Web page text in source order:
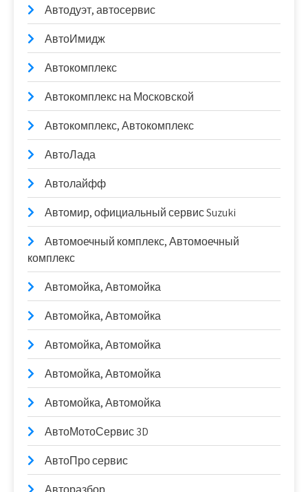
Автодуэт, автосервис
АвтоИмидж
Автокомплекс
Автокомплекс на Московской
Автокомплекс, Автокомплекс
АвтоЛада
Автолайфф
Автомир, официальный сервис Suzuki
Автомоечный комплекс, Автомоечный
комплекс
Автомойка, Автомойка
Автомойка, Автомойка
Автомойка, Автомойка
Автомойка, Автомойка
Автомойка, Автомойка
АвтоМотоСервис 3D
АвтоПро сервис